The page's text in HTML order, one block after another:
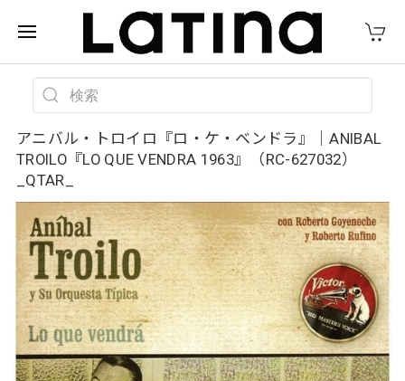
アニバル・トロイロ『ロ・ケ・ベンドラ』｜ANIBAL
TROILO『LO QUE VENDRA 1963』（RC-627032）
_QTAR_